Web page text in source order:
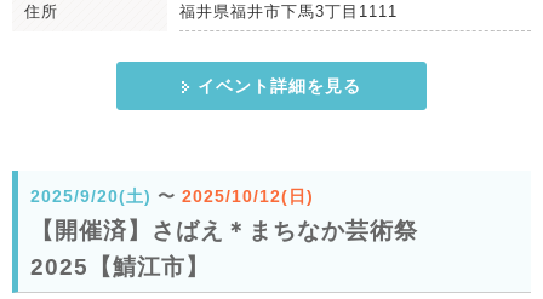
住所 福井県福井市下馬3丁目1111
イベント詳細を見る
2025/9/20(土) 〜 2025/10/12(日)
【開催済】さばえ＊まちなか芸術祭
2025【鯖江市】